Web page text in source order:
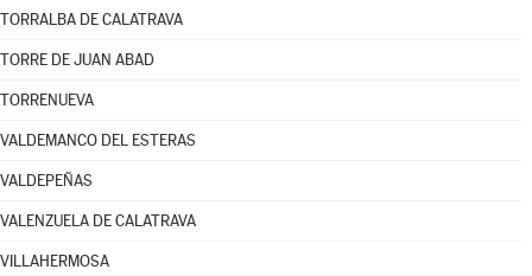
TORRALBA DE CALATRAVA
TORRE DE JUAN ABAD
TORRENUEVA
VALDEMANCO DEL ESTERAS
VALDEPEÑAS
VALENZUELA DE CALATRAVA
VILLAHERMOSA